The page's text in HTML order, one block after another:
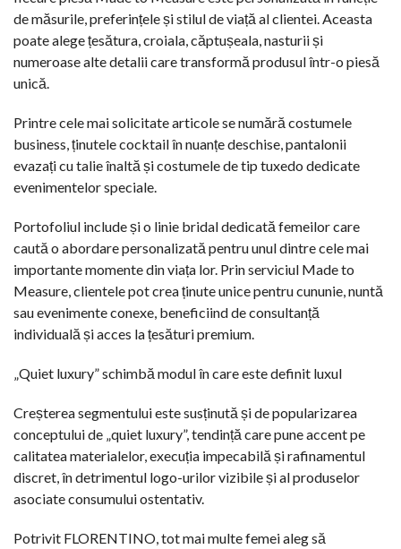
de măsurile, preferințele și stilul de viață al clientei. Aceasta
poate alege țesătura, croiala, căptușeala, nasturii și
numeroase alte detalii care transformă produsul într-o piesă
unică.
Printre cele mai solicitate articole se numără costumele
business, ținutele cocktail în nuanțe deschise, pantalonii
evazați cu talie înaltă și costumele de tip tuxedo dedicate
evenimentelor speciale.
Portofoliul include și o linie bridal dedicată femeilor care
caută o abordare personalizată pentru unul dintre cele mai
importante momente din viața lor. Prin serviciul Made to
Measure, clientele pot crea ținute unice pentru cununie, nuntă
sau evenimente conexe, beneficiind de consultanță
individuală și acces la țesături premium.
„Quiet luxury” schimbă modul în care este definit luxul
Creșterea segmentului este susținută și de popularizarea
conceptului de „quiet luxury”, tendință care pune accent pe
calitatea materialelor, execuția impecabilă și rafinamentul
discret, în detrimentul logo-urilor vizibile și al produselor
asociate consumului ostentativ.
Potrivit FLORENTINO, tot mai multe femei aleg să